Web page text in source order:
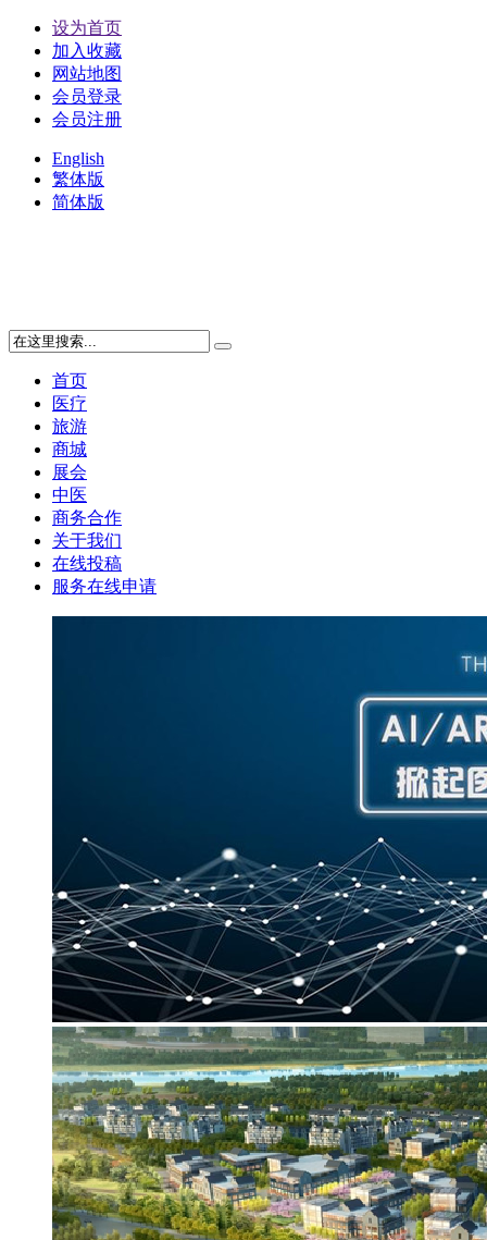
设为首页
加入收藏
网站地图
会员登录
会员注册
English
繁体版
简体版
首页
医疗
旅游
商城
展会
中医
商务合作
关于我们
在线投稿
服务在线申请